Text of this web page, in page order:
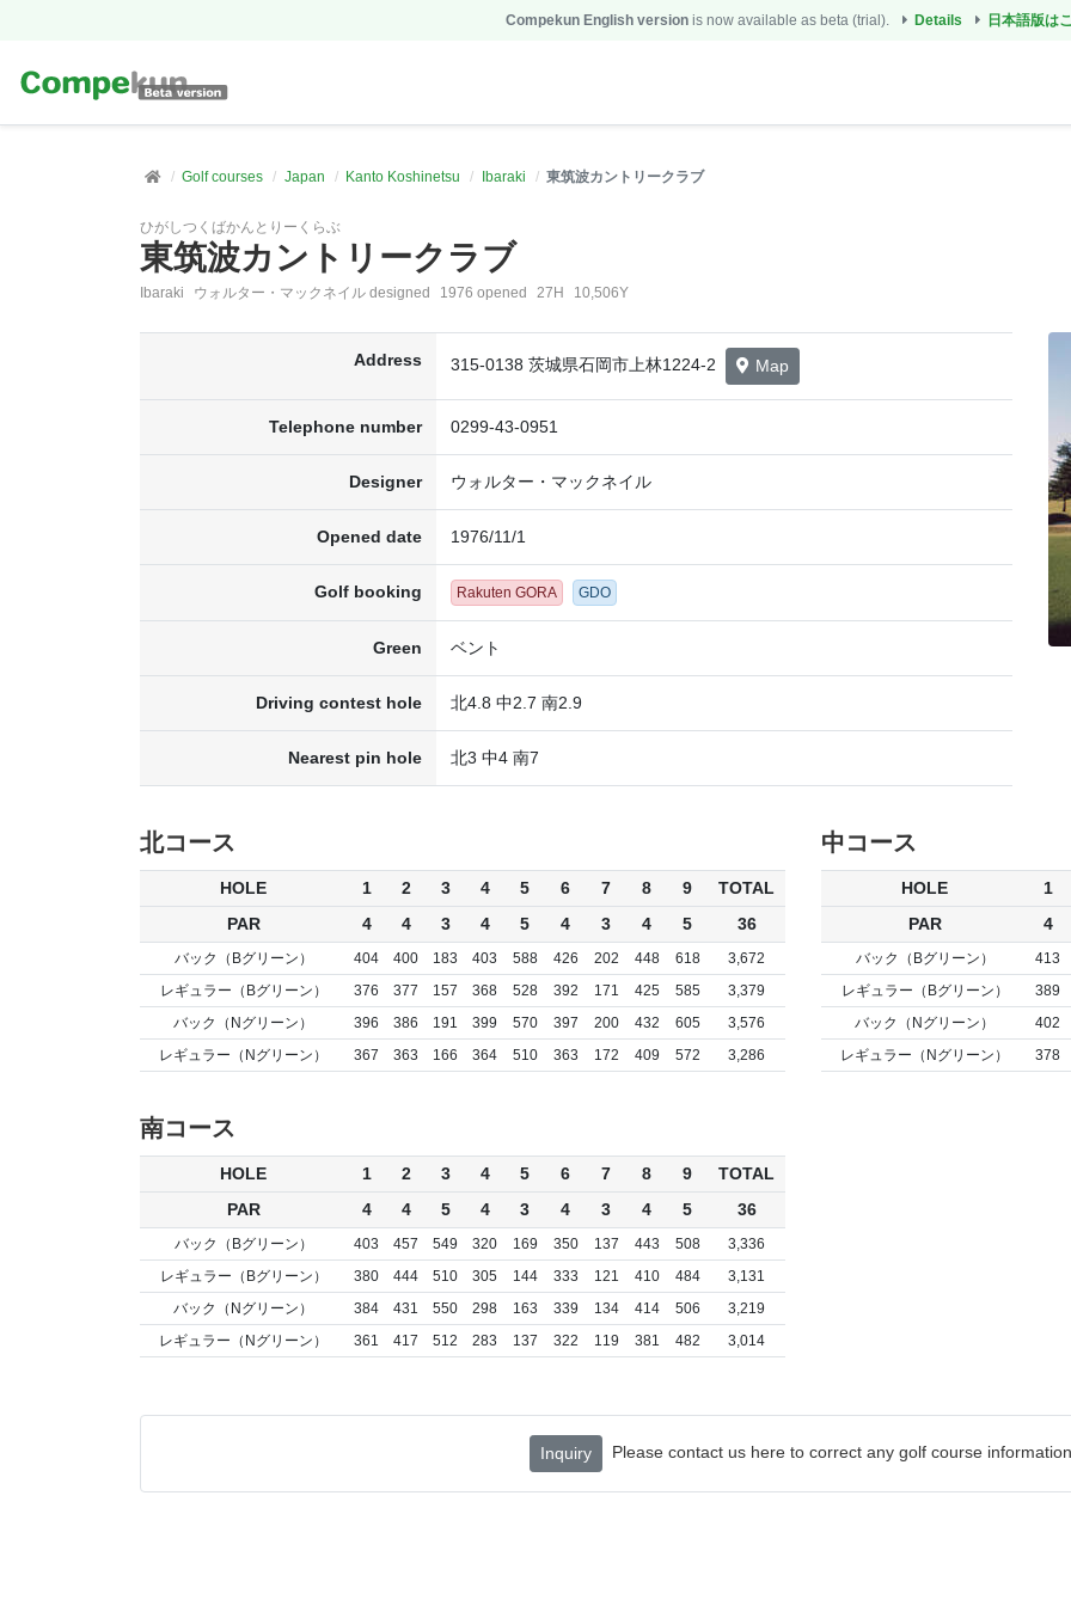
Compekun English versionis now available as beta (trial). Details 日本語版は
Golf courses Japan Kanto Koshinetsu Ibaraki 東筑波カントリークラブ
ひがしつくばかんとりーくらぶ
東筑波カントリークラブ
Ibaraki ウォルター・マックネイル designed 1976 opened 27H 10,506Y
Address 315-0138 茨城県石岡市上林1224-2 Map
Telephone number 0299-43-0951
Designer ウォルター・マックネイル
Opened date 1976/11/1
Golf booking Rakuten GORA GDO
Green ベント
Driving contest hole 北4.8 中2.7 南2.9
Nearest pin hole 北3 中4 南7
北コース
HOLE 1 2 3 4 5 6 7 8 9
TOTAL
PAR
4 4 3 4 5 4 3 4 5 36
バック（Bグリーン） 404 400 183 403 588 426 202 448 618
3,672
レギュラー（Bグリーン）
376 377 157 368 528 392 171 425 585
3,379
バック（Nグリーン）
396 386 191 399 570 397 200 432 605
3,576
レギュラー（Nグリーン）
367 363 166 364 510 363 172 409 572 3,286
中コース
HOLE
1
PAR
4
バック（Bグリーン）
413
レギュラー（Bグリーン）
389
バック（Nグリーン）
402
レギュラー（Nグリーン）
378
南コース
HOLE 1 2 3 4 5 6 7 8 9
TOTAL
PAR
4 4 5 4 3 4 3 4 5 36
バック（Bグリーン） 403 457 549 320 169 350 137 443 508
3,336
レギュラー（Bグリーン）
380 444 510 305 144 333 121 410 484
3,131
バック（Nグリーン）
384 431 550 298 163 339 134 414 506
3,219
レギュラー（Nグリーン）
361 417 512 283 137 322 119 381 482 3,014
Inquiry Please contact us here to correct any golf course